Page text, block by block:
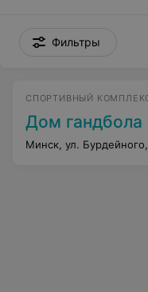
Фильтры
СПОРТИВНЫЙ
Дом гандбола
Минск, ул.